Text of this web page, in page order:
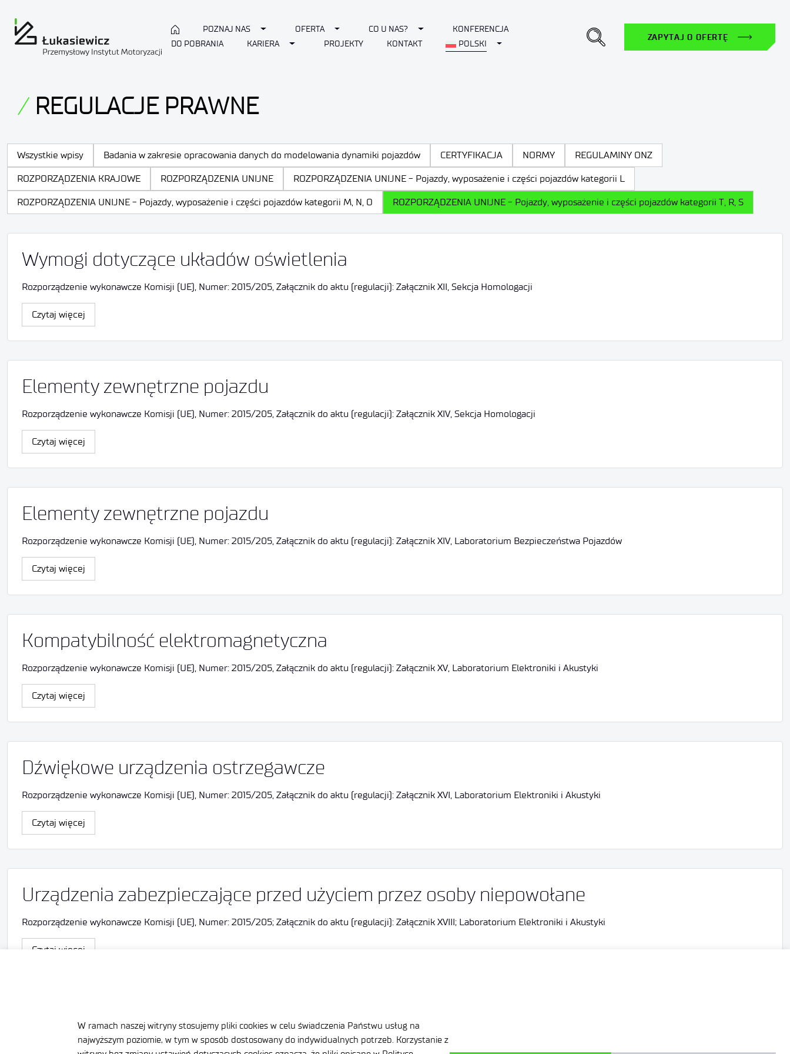
W ramach naszej witryny stosujemy pliki cookies w celu świadczenia Państwu usług na
najwyższym poziomie, w tym w sposób dostosowany do indywidualnych potrzeb. Korzystanie z
POZNAJ NAS Toggle Dropdown
OFERTA Toggle Dropdown
CO U NAS? Toggle Dropdown
KONFERENCJA
DO POBRANIA
KARIERA Toggle Dropdown
PROJEKTY KONTAKT POLSKI Toggle Dropdown
ZAPYTAJ O OFERTĘ
REGULACJE PRAWNE
Wszystkie wpisy Badania w zakresie opracowania danych do modelowania dynamiki pojazdów CERTYFIKACJA NORMY REGULAMINY ONZ
ROZPORZĄDZENIA KRAJOWE ROZPORZĄDZENIA UNIJNE ROZPORZĄDZENIA UNIJNE - Pojazdy, wyposażenie i części pojazdów kategorii L
ROZPORZĄDZENIA UNIJNE - Pojazdy, wyposażenie i części pojazdów kategorii M, N, O ROZPORZĄDZENIA UNIJNE - Pojazdy, wyposażenie i części pojazdów kategorii T, R, S
Wymogi dotyczące układów oświetlenia
Rozporządzenie wykonawcze Komisji (UE), Numer: 2015/205, Załącznik do aktu (regulacji): Załącznik XII, Sekcja Homologacji
Czytaj więcej
Elementy zewnętrzne pojazdu
Rozporządzenie wykonawcze Komisji (UE), Numer: 2015/205, Załącznik do aktu (regulacji): Załącznik XIV, Sekcja Homologacji
Czytaj więcej
Elementy zewnętrzne pojazdu
Rozporządzenie wykonawcze Komisji (UE), Numer: 2015/205, Załącznik do aktu (regulacji): Załącznik XIV, Laboratorium Bezpieczeństwa Pojazdów
Czytaj więcej
Kompatybilność elektromagnetyczna
Rozporządzenie wykonawcze Komisji (UE), Numer: 2015/205, Załącznik do aktu (regulacji): Załącznik XV, Laboratorium Elektroniki i Akustyki
Czytaj więcej
Dźwiękowe urządzenia ostrzegawcze
Rozporządzenie wykonawcze Komisji (UE), Numer: 2015/205, Załącznik do aktu (regulacji): Załącznik XVI, Laboratorium Elektroniki i Akustyki
Czytaj więcej
Urządzenia zabezpieczające przed użyciem przez osoby niepowołane
Rozporządzenie wykonawcze Komisji (UE), Numer: 2015/205; Załącznik do aktu (regulacji): Załącznik XVIII; Laboratorium Elektroniki i Akustyki
Czytaj więcej